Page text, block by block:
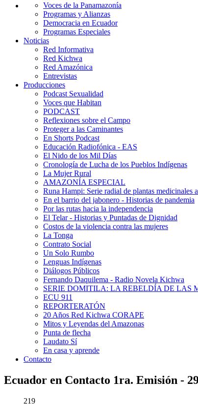
Voces de la Panamazonía
Programas y Alianzas
Democracia en Ecuador
Programas Especiales
Noticias
Red Informativa
Red Kichwa
Red Amazónica
Entrevistas
Producciones
Podcast Sexualidad
Voces que Habitan
PODCAST
Reflexiones sobre el Campo
Proteger a las Caminantes
En Shorts Podcast
Educación Radiofónica - EAS
El Nido de los Mil Días
Cronología de Lucha de los Pueblos Indígenas
La Mujer Rural
AMAZONÍA ESPECIAL
Runa Hampi: Serie radial de plantas medicinales
En el barrio del jabonero - Historias de pandemia
Por las rutas hacia la independencia
El Telar - Historias y Puntadas de Dignidad
Costos de la violencia contra las mujeres
La Tonga
Contrato Social
Un Solo Rumbo
Lenguas Indígenas
Diálogos Públicos
Fernando Daquilema - Radio Novela Kichwa
SERIE DOMITILA: LA REBELDÍA DE LAS
ECU 911
REPORTERATÓN
20 Años Red Kichwa CORAPE
Mitos y Leyendas del Amazonas
Punta de flecha
Laudato Sí
En casa y aprende
Contacto
Ecuador en Contacto 1ra. Emisión -
219